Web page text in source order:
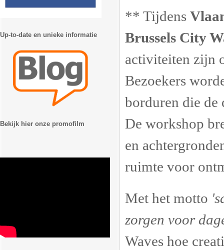
** Tijdens
Brussels City
activiteiten zijn
Bezoekers
borduren die de
De workshop
en
ruimte voor
Met het motto
zorgen voor
Waves hoe
Up-to-date en unieke informatie
Bekijk hier onze promofilm